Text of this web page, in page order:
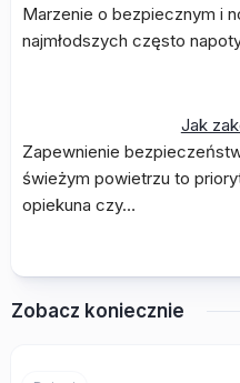
Marzenie o bezpiecznym i
najmłodszych często
Jak
Zapewnienie
świeżym powietrzu to
opiekuna czy…
Zobacz koniecznie